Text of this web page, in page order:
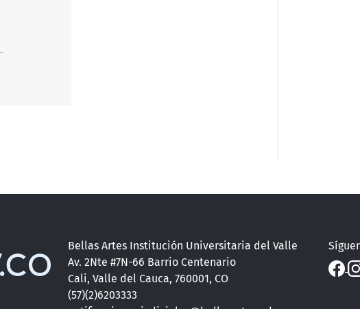
Bellas Artes Institución Universitaria del Valle
Av. 2Nte #7N-66 Barrio Centenario
Cali, Valle del Cauca, 760001, CO
(57)(2)6203333